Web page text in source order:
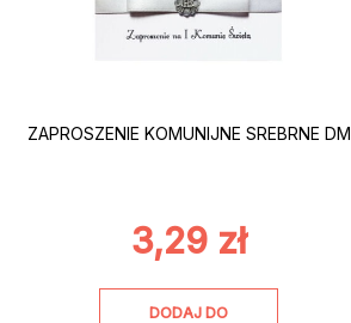
ZAPROSZENIE KOMUNIJNE SREBRNE DM
3,29 zł
DODAJ DO